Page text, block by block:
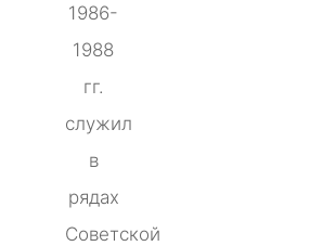
1986-
1988
гг.
служил
в
рядах
Советской